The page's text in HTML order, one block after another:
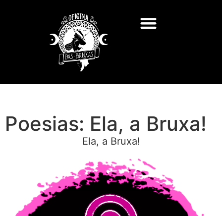
Poesias: Ela, a Bruxa!
Ela, a Bruxa!